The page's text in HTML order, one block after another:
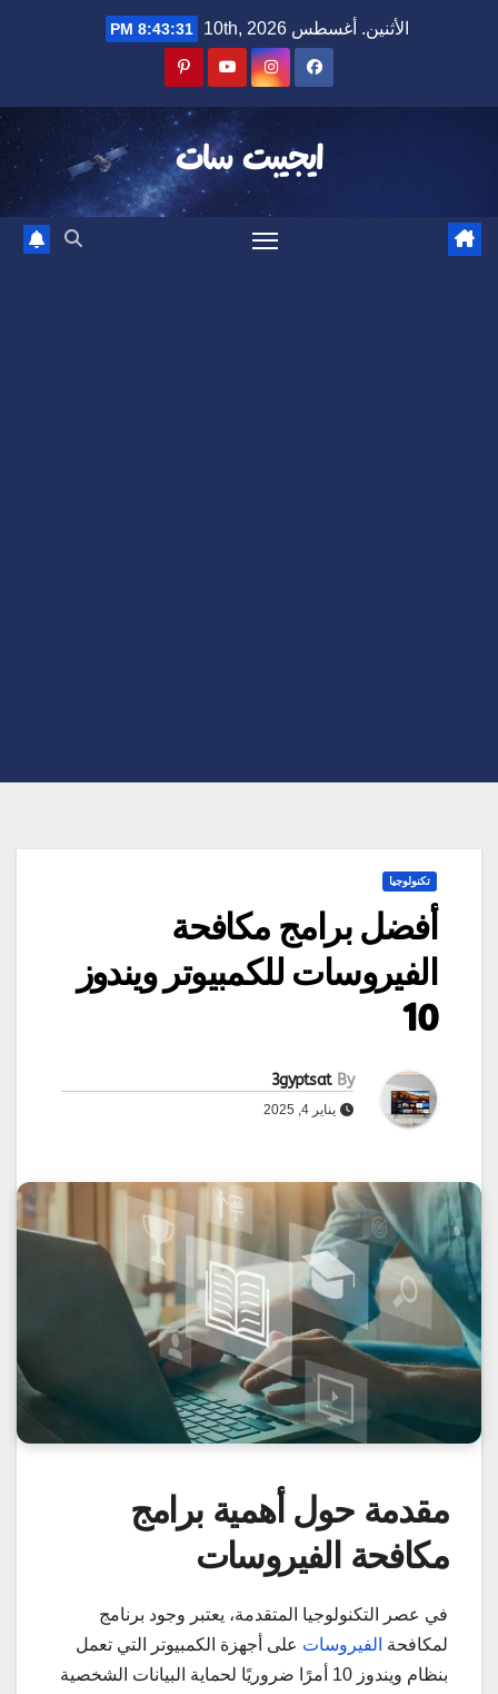
الأثنين. أغسطس 10th, 2026 8:43:32 PM
ايجيبت سات
تكنولوجيا
أفضل برامج مكافحة
الفيروسات للكمبيوتر ويندوز
10
By
3gyptsat
يناير 4, 2025
مقدمة حول أهمية برامج
مكافحة الفيروسات
في عصر التكنولوجيا المتقدمة، يعتبر وجود برنامج
لمكافحة الفيروسات على أجهزة الكمبيوتر التي تعمل
بنظام ويندوز 10 أمرًا ضروريًا لحماية البيانات الشخصية